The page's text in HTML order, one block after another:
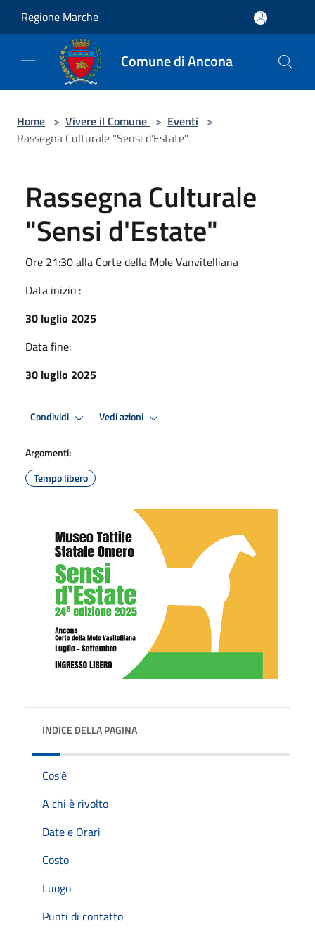
Regione Marche
Comune di Ancona
Home > Vivere il Comune > Eventi >
Rassegna Culturale "Sensi d'Estate"
Rassegna Culturale
"Sensi d'Estate"
Ore 21:30 alla Corte della Mole Vanvitelliana
Data inizio :
30 luglio 2025
Data fine:
30 luglio 2025
Condividi Vedi azioni
Argomenti:
Tempo libero
INDICE DELLA PAGINA
Cos'è
A chi è rivolto
Date e Orari
Costo
Luogo
Punti di contatto